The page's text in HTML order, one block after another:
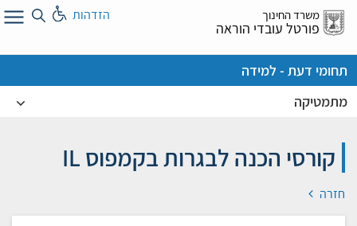
דלג
אל
משרד החינוך
פורטל עובדי הוראה
הזדהות
תחומי דעת - למידה
מתמטיקה
קורסי הכנה לבגרות בקמפוס IL
חזרה